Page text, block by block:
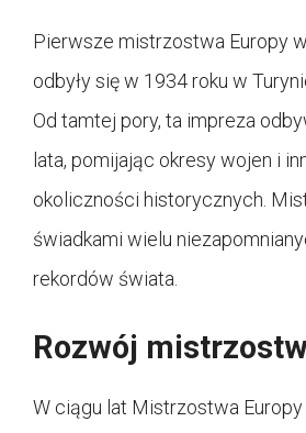
Pierwsze mistrzostwa Europy
odbyły się w 1934 roku w
Od tamtej pory, ta impreza
lata, pomijając okresy wojen i
okoliczności historycznych.
świadkami wielu
rekordów świata.
Rozwój
W ciągu lat Mistrzostwa